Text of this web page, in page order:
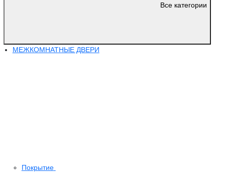
Все категории
МЕЖКОМНАТНЫЕ ДВЕРИ
Покрытие